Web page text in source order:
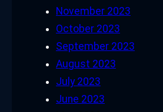
November 2023
October 2023
September 2023
August 2023
July 2023
June 2023